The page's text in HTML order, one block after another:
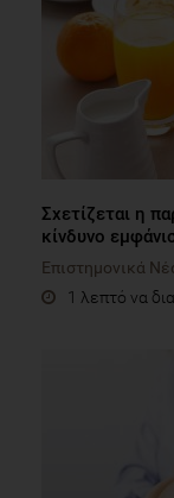
Σχετίζεται η
κίνδυνο
Επιστημονικά
1 λεπτό να